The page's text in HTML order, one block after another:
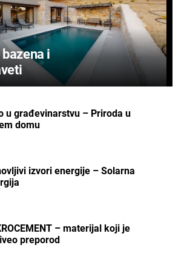
i
u građevinarstvu – Priroda u
domu
izvori energije – Solarna
– materijal koji je
preporod